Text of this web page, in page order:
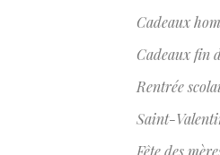
Cadeaux
Cadeaux fin
Rentrée
Saint-
Fête des